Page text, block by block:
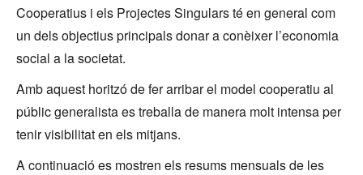
Cooperatius i els Projectes Singulars té en general com
un dels objectius principals donar a conèixer l’economia
social a la societat.
Amb aquest horitzó de fer arribar el model cooperatiu al
públic generalista es treballa de manera molt intensa per
tenir visibilitat en els mitjans.
A continuació es mostren els resums mensuals de les